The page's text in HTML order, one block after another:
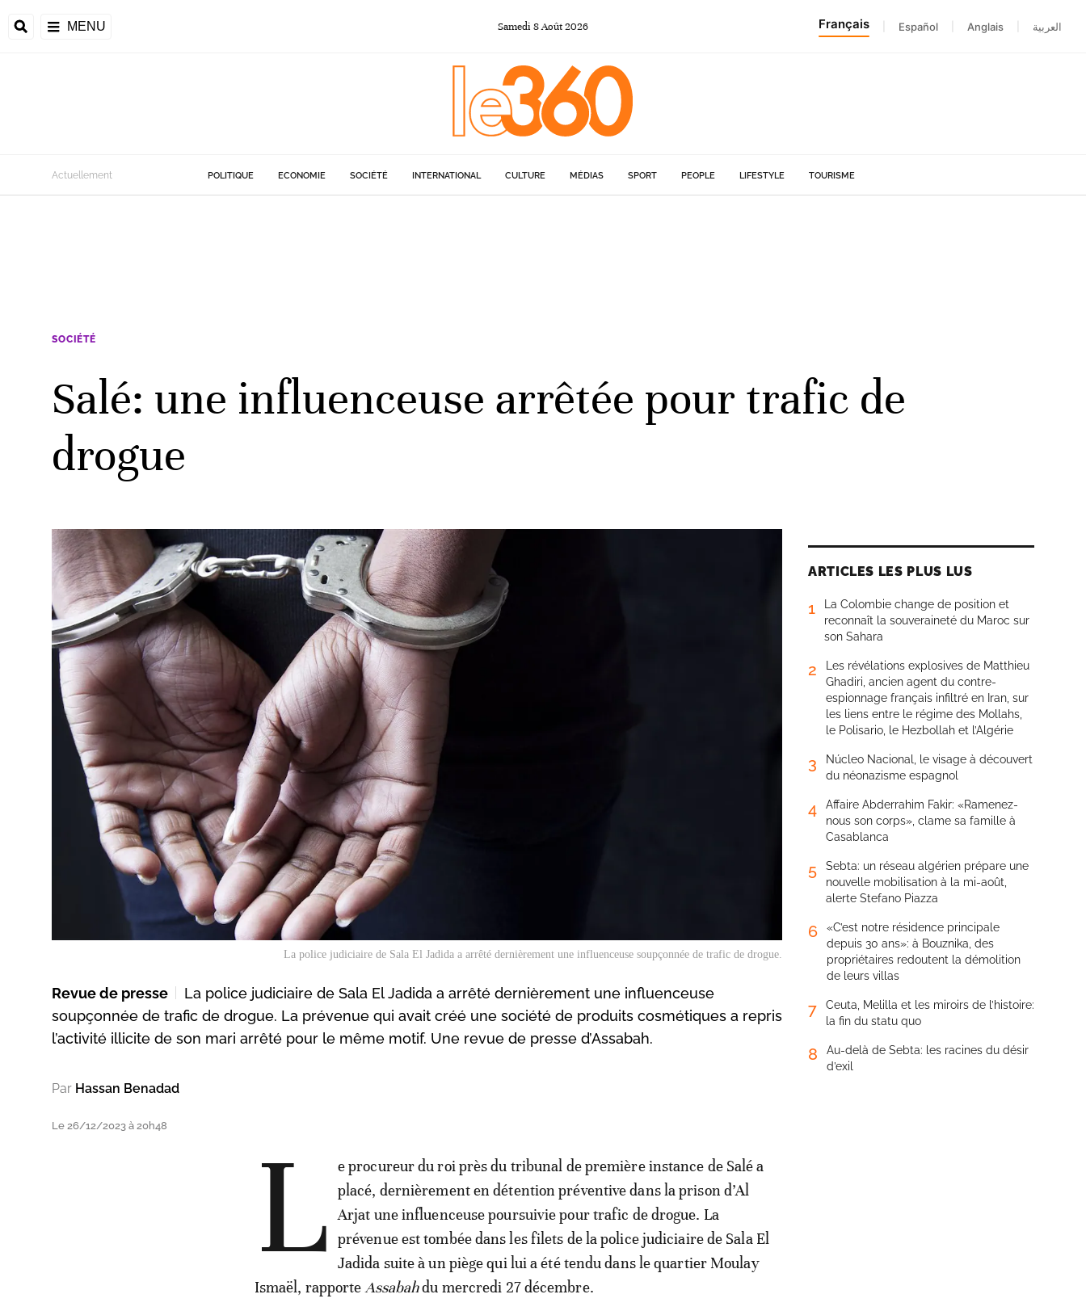
MENU Samedi 8Août2026 Français Español Anglais العربية
Actuellement POLITIQUE ECONOMIE SOCIÉTÉ INTERNATIONAL CULTURE MÉDIAS SPORT PEOPLE LIFESTYLE TOURISME
SOCIÉTÉ
Salé: une influenceuse arrêtée pour trafic de
drogue
La police judiciaire de Sala El Jadida a arrêté dernièrement une influenceuse soupçonnée de trafic de drogue.
Revue de presse
La police judiciaire de Sala El Jadida a arrêté dernièrement une influenceuse
soupçonnée de trafic de drogue. La prévenue qui avait créé une société de produits cosmétiques a repris
l’activité illicite de son mari arrêté pour le même motif. Une revue de presse d’Assabah.
Par Hassan Benadad
Le 26/12/2023 à 20h48 L
e procureur du roi près du tribunal de première instance de Salé a
placé, dernièrement en détention préventive dans la prison d’Al
Arjat une influenceuse poursuivie pour trafic de drogue. La
prévenue est tombée dans les filets de la police judiciaire de Sala El
Jadida suite à un piège qui lui a été tendu dans le quartier Moulay
Ismaël, rapporte Assabahdu mercredi 27 décembre.
ARTICLES LES PLUS LUS
1
La Colombie change de position et
reconnaît la souveraineté du Maroc sur
son Sahara
2
Les révélations explosives de Matthieu
Ghadiri, ancien agent du contre-
espionnage français infiltré en Iran, sur
les liens entre le régime des Mollahs,
le Polisario, le Hezbollah et l’Algérie
3
Núcleo Nacional, le visage à découvert
du néonazisme espagnol
4
Affaire Abderrahim Fakir: «Ramenez-
nous son corps», clame sa famille à
Casablanca
5
Sebta: un réseau algérien prépare une
nouvelle mobilisation à la mi-août,
alerte Stefano Piazza
6
«C’est notre résidence principale
depuis 30 ans»: à Bouznika, des
propriétaires redoutent la démolition
de leurs villas
7
Ceuta, Melilla et les miroirs de l’histoire:
la fin du statu quo
8
Au-delà de Sebta: les racines du désir
d’exil